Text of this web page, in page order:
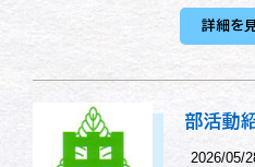
詳細を
部活動
2026/05/